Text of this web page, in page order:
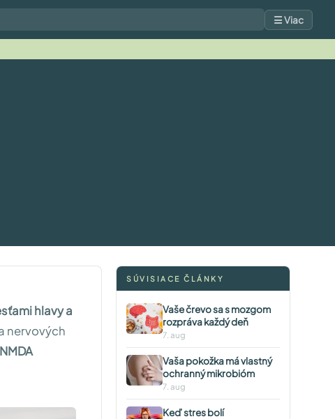
☰ Viac
hlavy a
nervových
NMDA
SÚVISIACE ČLÁNKY
Vaše črevo sa s mozgom
rozpráva každý deň
7. aug
Vaša pokožka má vlastný
ochranný mikrobióm
7. aug
Keď stres bolí